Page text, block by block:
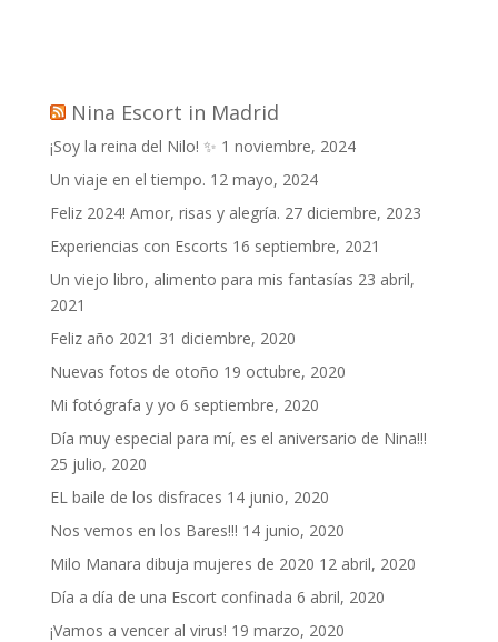
Nina Escort in Madrid
¡Soy la reina del Nilo! ✨ 1 noviembre, 2024
Un viaje en el tiempo. 12 mayo, 2024
Feliz 2024! Amor, risas y alegría. 27 diciembre, 2023
Experiencias con Escorts 16 septiembre, 2021
Un viejo libro, alimento para mis fantasías 23 abril,
2021
Feliz año 2021 31 diciembre, 2020
Nuevas fotos de otoño 19 octubre, 2020
Mi fotógrafa y yo 6 septiembre, 2020
Día muy especial para mí, es el aniversario de Nina!!!
25 julio, 2020
EL baile de los disfraces 14 junio, 2020
Nos vemos en los Bares!!! 14 junio, 2020
Milo Manara dibuja mujeres de 2020 12 abril, 2020
Día a día de una Escort confinada 6 abril, 2020
¡Vamos a vencer al virus! 19 marzo, 2020